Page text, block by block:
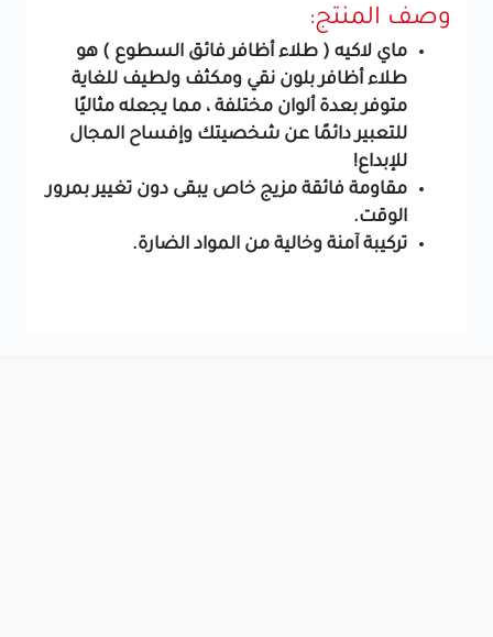
وصف المنتج:
ماي لاكيه ( طلاء أظافر فائق السطوع ) هو
طلاء أظافر بلون نقي ومكثف ولطيف للغاية
متوفر بعدة ألوان مختلفة ، مما يجعله مثاليًا
للتعبير دائمًا عن شخصيتك وإفساح المجال
للإبداع!
مقاومة فائقة مزيج خاص يبقى دون تغيير بمرور
الوقت.
تركيبة آمنة وخالية من المواد الضارة.